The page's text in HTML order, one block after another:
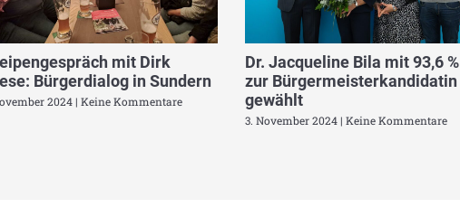
mit Dirk
Bürgerdialog in Sundern
2024 Keine Kommentare
Dr. Jacqueline Bila mit 93,6 %
zur Bürgermeisterkandidatin
gewählt
3. November 2024 Keine Kommentare